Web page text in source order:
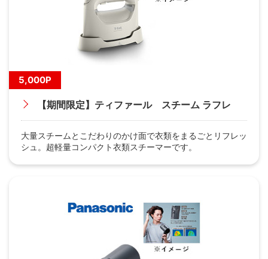
5,000P
【期間限定】ティファール スチーム ラフレ
大量スチームとこだわりのかけ面で衣類をまるごとリフレッ
シュ。超軽量コンパクト衣類スチーマーです。